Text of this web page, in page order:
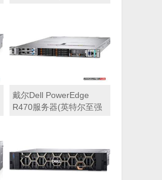
PERC H965i阵列卡丨
800W双电源丨三年保修)
戴尔Dell PowerEdge
R470服务器(英特尔至强
H965i阵列卡丨800W双电
源丨三年保修)